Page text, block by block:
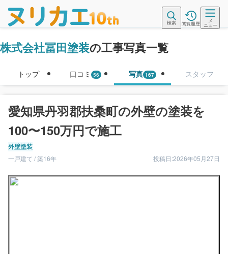
検索 閲覧履歴
メ
ニュー
株式会社冨田塗装の工事写真一覧
トップ 口コミ 56 写真 167 スタッフ
愛知県丹羽郡扶桑町の外壁の塗装を
100〜150万円で施工
外壁塗装
一戸建て / 築16年 投稿日:2026年05月27日